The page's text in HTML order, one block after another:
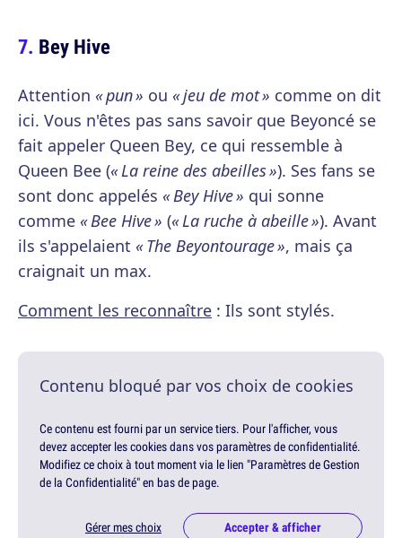
Bey Hive
Attention « pun » ou « jeu de mot » comme on dit
ici. Vous n'êtes pas sans savoir que Beyoncé se
fait appeler Queen Bey, ce qui ressemble à
Queen Bee (« La reine des abeilles »). Ses fans se
sont donc appelés « Bey Hive » qui sonne
comme « Bee Hive » (« La ruche à abeille »). Avant
ils s'appelaient « The Beyontourage », mais ça
craignait un max.
Comment les reconnaître : Ils sont stylés.
Contenu bloqué par vos choix de cookies
Ce contenu est fourni par un service tiers. Pour l'afficher, vous
devez accepter les cookies dans vos paramètres de confidentialité.
Modifiez ce choix à tout moment via le lien "Paramètres de Gestion
de la Confidentialité" en bas de page.
Gérer mes choix Accepter & afficher